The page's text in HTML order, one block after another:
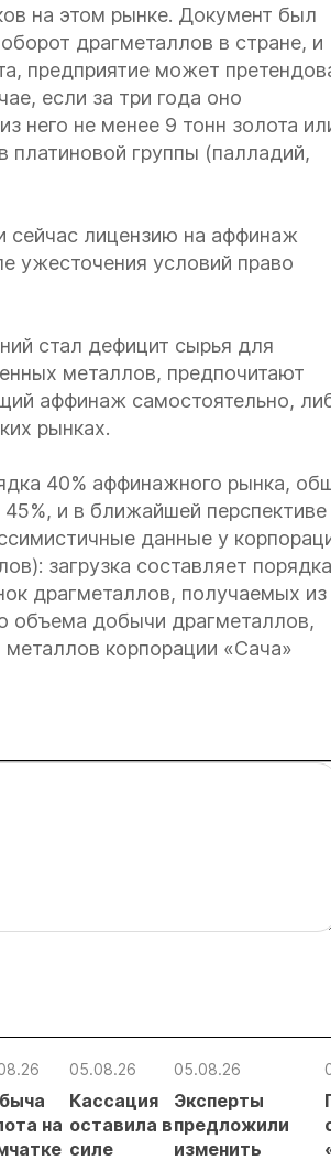
на этом рынке. Документ был
драгметаллов в стране, и
предприятие может
если за три года оно
него не менее 9 тонн золота
группы (палладий,
сейчас лицензию на аффинаж
ужесточения условий право
стал дефицит сырья для
металлов, предпочитают
аффинаж самостоятельно,
рынках.
40% аффинажного рынка,
и в ближайшей перспективе
данные у
загрузка составляет порядка
драгметаллов, получаемых из
объема добычи драгметаллов,
металлов корпорации «Сача»
на
05.08.26
Кассация
оставила в
силе
05.08.26
Эксперты
предложили
изменить